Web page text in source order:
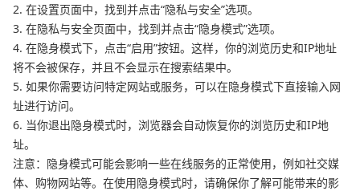
2. 在设置页面中，找到并点击“隐私与安全”选项。
3. 在隐私与安全页面中，找到并点击“隐身模式”选项。
4. 在隐身模式下，点击“启用”按钮。这样，你的浏览历史和IP地址
将不会被保存，并且不会显示在搜索结果中。
5. 如果你需要访问特定网站或服务，可以在隐身模式下直接输入网
址进行访问。
6. 当你退出隐身模式时，浏览器会自动恢复你的浏览历史和IP地
址。
注意：隐身模式可能会影响一些在线服务的正常使用，例如社交媒
体、购物网站等。在使用隐身模式时，请确保你了解可能带来的影